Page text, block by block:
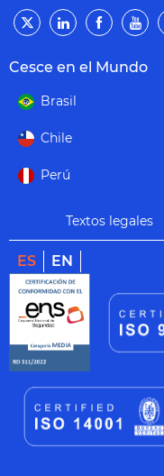
Cesce en el Mundo
Brasil
Chile
Perú
Textos legales
ES EN